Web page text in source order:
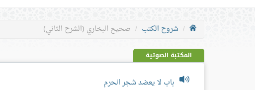
شروح الكتب صحيح البخاري (الشرح الثاني)
المكتبة الصوتية
باب لا يعضد شجر الحرم